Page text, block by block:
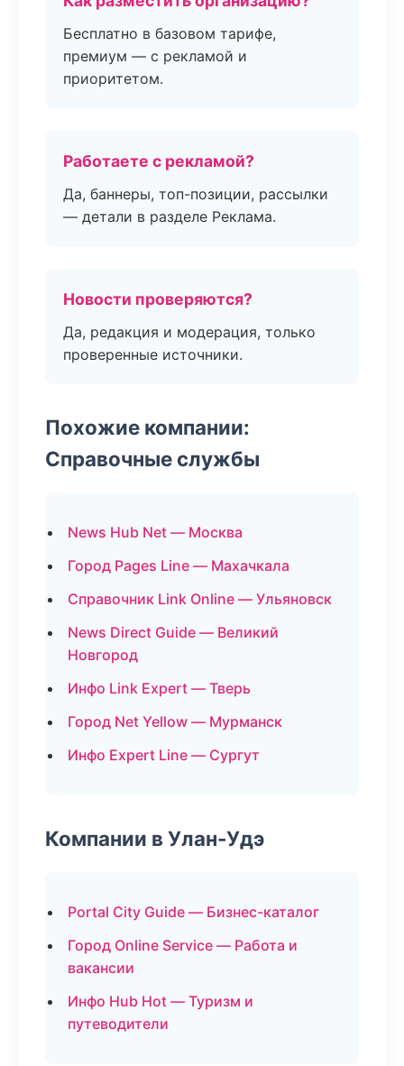
Бесплатно в базовом тарифе,
премиум — с рекламой и
приоритетом.
Работаете с рекламой?
Да, баннеры, топ-позиции, рассылки
— детали в разделе Реклама.
Новости проверяются?
Да, редакция и модерация, только
проверенные источники.
Похожие компании:
Справочные службы
News Hub Net — Москва
Город Pages Line — Махачкала
Справочник Link Online — Ульяновск
News Direct Guide — Великий
Новгород
Инфо Link Expert — Тверь
Город Net Yellow — Мурманск
Инфо Expert Line — Сургут
Компании в Улан-Удэ
Portal City Guide — Бизнес-каталог
Город Online Service — Работа и
вакансии
Инфо Hub Hot — Туризм и
путеводители